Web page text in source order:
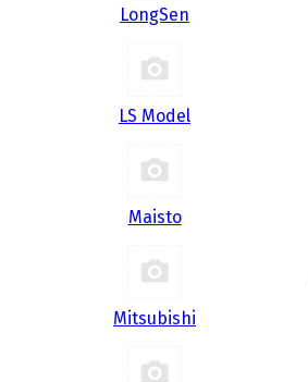
LongSen
LS Model
Maisto
Mitsubishi